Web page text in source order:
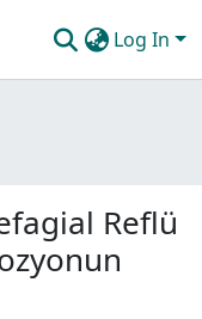
Log In
Reflü